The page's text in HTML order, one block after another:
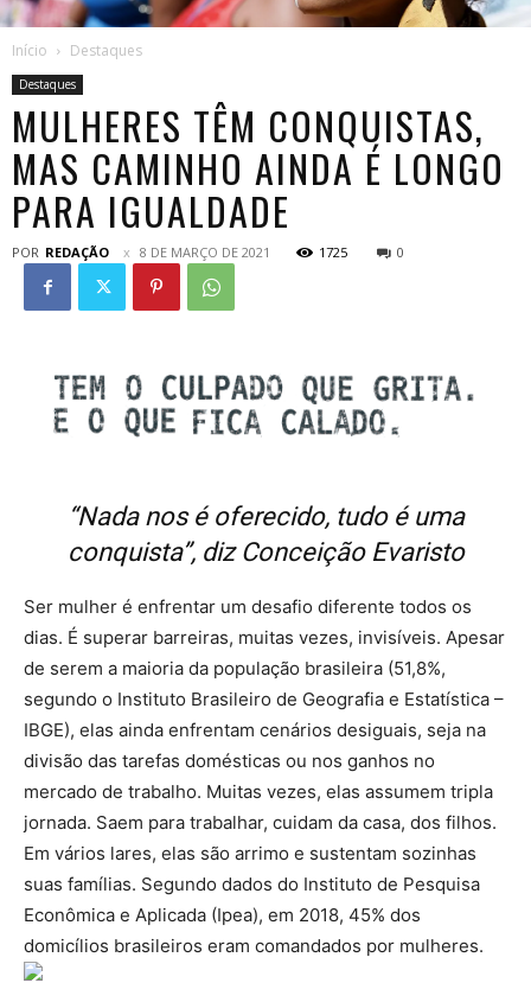
Início Destaques
Destaques
MULHERES TÊM CONQUISTAS,
MAS CAMINHO AINDA É LONGO
PARA IGUALDADE
POR REDAÇÃO 8 DE MARÇO DE 2021 1725 0
“Nada nos é oferecido, tudo é uma
conquista”, diz Conceição Evaristo
Ser mulher é enfrentar um desafio diferente todos os
dias. É superar barreiras, muitas vezes, invisíveis. Apesar
de serem a maioria da população brasileira (51,8%,
segundo o Instituto Brasileiro de Geografia e Estatística –
IBGE), elas ainda enfrentam cenários desiguais, seja na
divisão das tarefas domésticas ou nos ganhos no
mercado de trabalho. Muitas vezes, elas assumem tripla
jornada. Saem para trabalhar, cuidam da casa, dos filhos.
Em vários lares, elas são arrimo e sustentam sozinhas
suas famílias. Segundo dados do Instituto de Pesquisa
Econômica e Aplicada (Ipea), em 2018, 45% dos
domicílios brasileiros eram comandados por mulheres.